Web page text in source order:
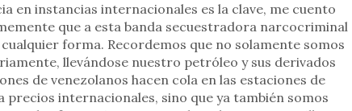
en instancias internacionales es la clave, me cuento
que a esta banda secuestradora narcocriminal
forma. Recordemos que no solamente somos
llevándose nuestro petróleo y sus derivados
de venezolanos hacen cola en las estaciones de
precios internacionales, sino que ya también somos